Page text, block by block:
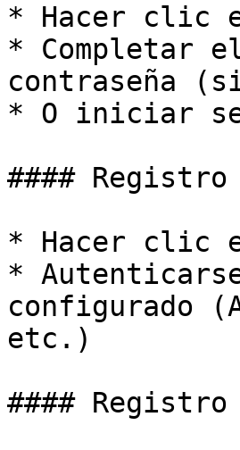
* Hacer clic
* Completar
contraseña
* O iniciar
#### Registro
* Hacer clic
*
configurado
etc.)
#### Registro